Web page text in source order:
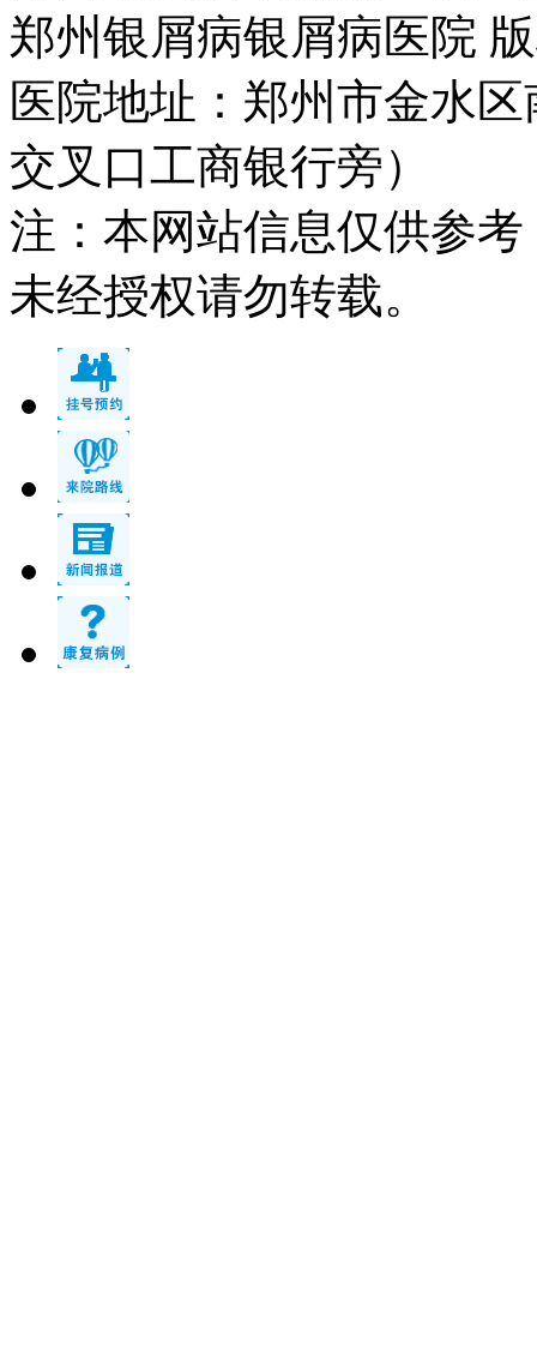
郑州银屑病银屑病医院
医院地址：郑州市金水
交叉口工商银行旁）
注：本网站信息仅供参
未经授权请勿转载。